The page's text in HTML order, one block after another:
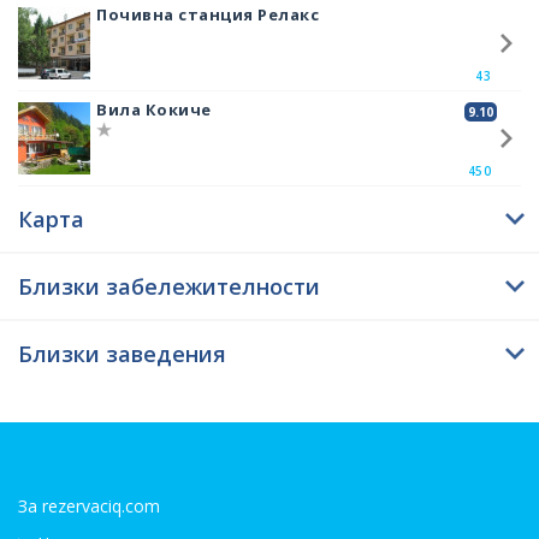
вещи, портрет, музикалните му инструменти, бюрото му и
библиотеката му. Вход:
• За възрастни - 3 лева
• За учащи - 2 лева
• За пенсионери - 2 лева
Почивна станция Релакс
43
9.10
Вила Кокиче
450
Карта
Близки забележителности
Близки заведения
За rezervaciq.com